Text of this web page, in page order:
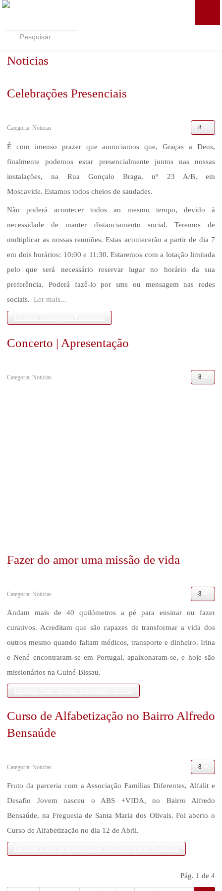
QUEM SOMOS
Quem Somos
Propósito e Alvos
Notícias
Onde Estamos
Contacte-nos
MINISTÉRIOS
Acção Social
Café Convívio
Podcast
Biblia Online
Pesquisar...
Noticias
Celebrações Presenciais
Categoria: Noticias
É com imenso prazer que anunciamos que, Graças a Deus,
finalmente podemos estar presencialmente juntos nas nossas
instalações, na Rua Gonçalo Braga, nº 23 A/B, em
Moscavide. Estamos todos cheios de saudades.
Não poderá acontecer todos ao mesmo tempo, devido à
necessidade de manter distanciamento social. Teremos de
multiplicar as nossas reuniões. Estas acontecerão a partir de dia 7
em dois horários: 10:00 e 11:30. Estaremos com a lotação limitada
pelo que será necessário reservar lugar no horário da sua
preferência. Poderá fazê-lo por sms ou mensagem nas redes
sociais. Ler mais...
Concerto | Apresentação
Categoria: Noticias
Fazer do amor uma missão de vida
Categoria: Noticias
Andam mais de 40 quilómetros a pé para ensinar ou fazer
curativos. Acreditam que são capazes de transformar a vida dos
outros mesmo quando faltam médicos, transporte e dinheiro. Irina
e Nené encontraram-se em Portugal, apaixonaram-se, e hoje são
missionários na Guiné-Bissau.
Curso de Alfabetização no Bairro Alfredo
Bensaúde
Categoria: Noticias
Fruto da parceria com a Associação Famílias Diferentes, Alfalit e
Desafio Jovem nasceu o ABS +VIDA, no Bairro Alfredo
Bensaúde, na Freguesia de Santa Maria dos Olivais. Foi aberto o
Curso de Alfabetização no dia 12 de Abril.
Pág. 1 de 4